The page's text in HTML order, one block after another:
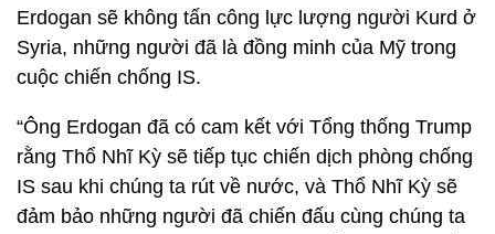
Erdogan sẽ không tấn công lực lượng người Kurd ở
Syria, những người đã là đồng minh của Mỹ trong
cuộc chiến chống IS.
“Ông Erdogan đã có cam kết với Tổng thống Trump
rằng Thổ Nhĩ Kỳ sẽ tiếp tục chiến dịch phòng chống
IS sau khi chúng ta rút về nước, và Thổ Nhĩ Kỳ sẽ
đảm bảo những người đã chiến đấu cùng chúng ta